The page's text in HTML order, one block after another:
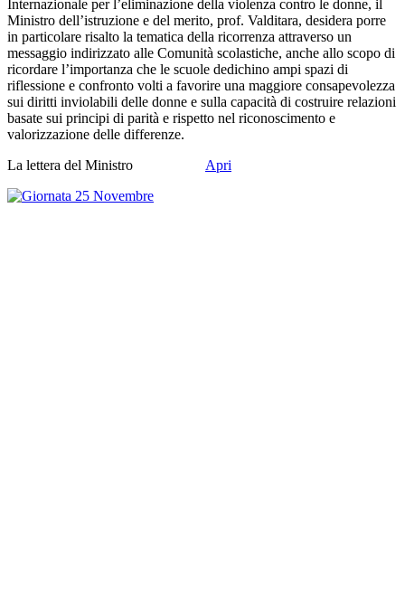
Internazionale per l’eliminazione della violenza contro le donne, il
Ministro dell’istruzione e del merito, prof. Valditara, desidera porre
in particolare risalto la tematica della ricorrenza attraverso un
messaggio indirizzato alle Comunità scolastiche, anche allo scopo di
ricordare l’importanza che le scuole dedichino ampi spazi di
riflessione e confronto volti a favorire una maggiore consapevolezza
sui diritti inviolabili delle donne e sulla capacità di costruire relazioni
basate sui principi di parità e rispetto nel riconoscimento e
valorizzazione delle differenze.
La lettera del Ministro Apri